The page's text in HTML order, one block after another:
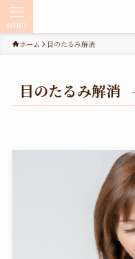
MENU
ホーム 目のたるみ解消
目のたるみ解消